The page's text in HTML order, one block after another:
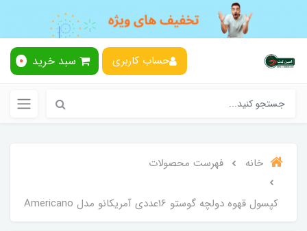
حساب کاربری سبد خرید 0
خانه فهرست محصولات
کپسول قهوه دولچه گوستو 16عددی آمریکانو مدل Americano